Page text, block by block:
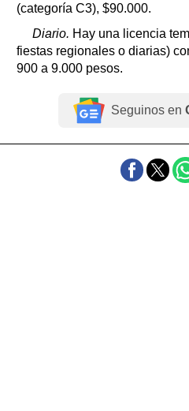
(categoría C3), $90.000.
Diario. Hay una licencia
fiestas regionales o diarias)
900 a 9.000 pesos.
Seguinos en